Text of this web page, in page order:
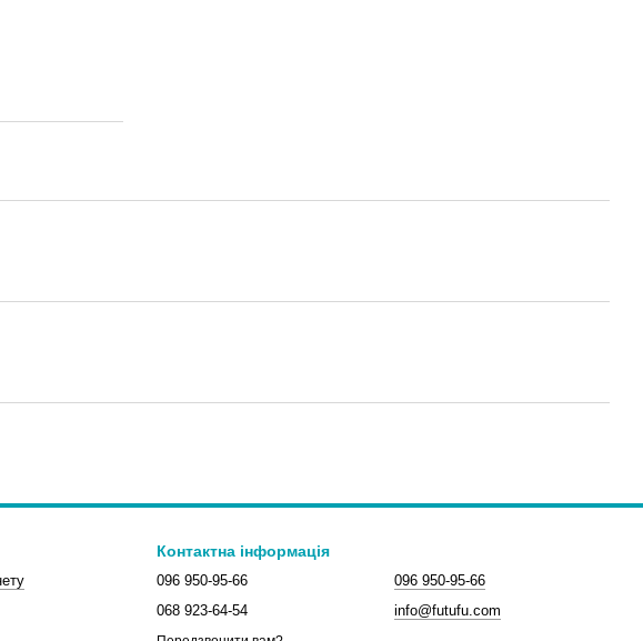
Контактна інформація
096 950-95-66
068 923-64-54
096 950-95-66
info@futufu.com